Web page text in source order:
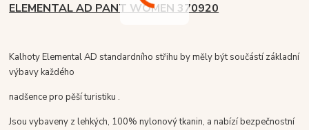
ELEMENTAL AD PANT WOMEN 370920
Kalhoty Elemental AD standardního střihu by měly být součástí základní
výbavy každého
nadšence pro pěší turistiku .
Jsou vybaveny z lehkých, 100% nylonový tkanin, a nabízí bezpečnostní